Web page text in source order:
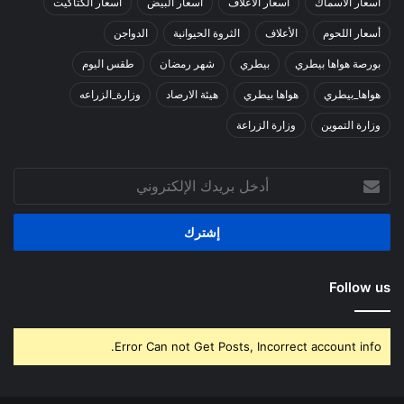
أسعار اللحوم الأعلاف الثروة الحيوانية الدواجن
بورصة هواها بيطري بيطري شهر رمضان طقس اليوم
هواها_بيطري هواها بيطري هيئة الارصاد وزارة_الزراعه
وزارة التموين وزارة الزراعة
بريدك
الإلكتروني
Follow us
Error Can not Get Posts, Incorrect account info.